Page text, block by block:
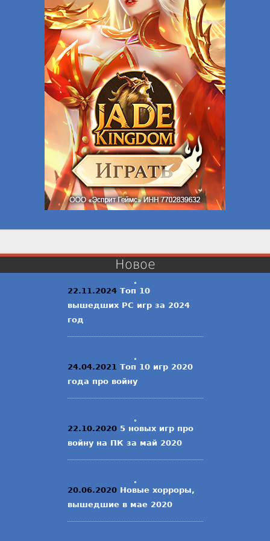
Новое
22.11.2024 Топ 10
вышедших PC игр за 2024
год
24.04.2021 Топ 10 игр 2020
года про войну
22.10.2020 5 новых игр про
войну на ПК за май 2020
20.06.2020 Новые хорроры,
вышедшие в мае 2020